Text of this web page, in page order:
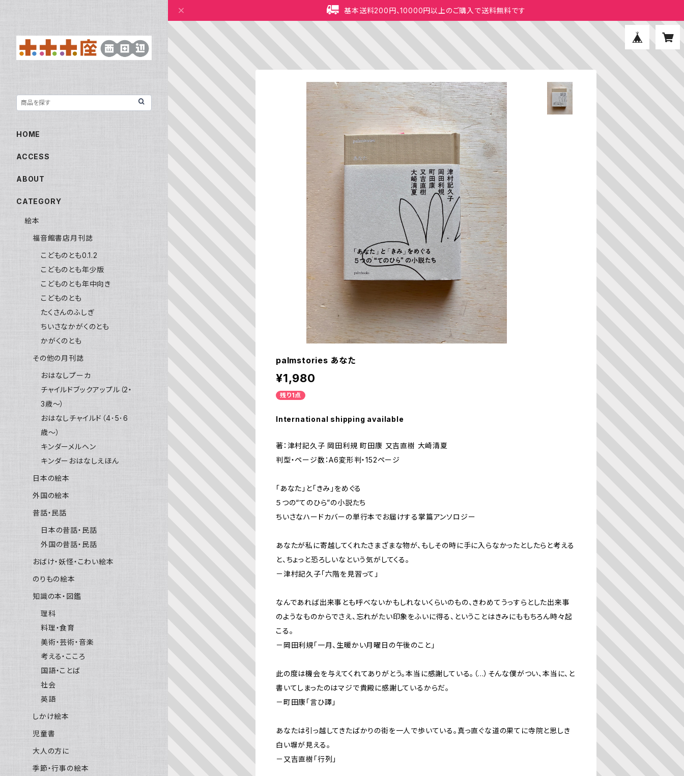
基本送料200円、10000円以上のご購入で送料無料です
palmstories あなた
¥1,980
残り1点
International shipping available
著：津村記久子 岡田利規 町田康 又吉直樹 大崎清夏
判型・ページ数：A6変形判・152ページ
「あなた」と「きみ」をめぐる
５つの“てのひら”の小説たち
ちいさなハードカバーの単行本でお届けする掌篇アンソロジー
あなたが私に寄越してくれたさまざまな物が、もしその時に手に入らなかったとしたらと考える
と、ちょっと恐ろしいなという気がしてくる。
－津村記久子「六階を見習って」
なんであれば出来事とも呼べないかもしれないくらいのもの、きわめてうっすらとした出来事
のようなものからでさえ、忘れがたい印象をふいに得る、ということはきみにももちろん時々起
こる。
－岡田利規「一月、生暖かい月曜日の午後のこと」
此の度は機会を与えてくれてありがとう。本当に感謝している。（…）そんな僕がつい、本当に、と
書いてしまったのはマジで貴殿に感謝しているからだ。
－町田康「言ひ譯」
あなたは引っ越してきたばかりの街を一人で歩いている。真っ直ぐな道の果てに寺院と思しき
白い塀が見える。
－又吉直樹「行列」
HOME
ACCESS
ABOUT
CATEGORY
絵本
福音館書店月刊誌
こどものとも0.1.2
こどものとも年少版
こどものとも年中向き
こどものとも
たくさんのふしぎ
ちいさなかがくのとも
かがくのとも
その他の月刊誌
おはなしプーカ
チャイルドブックアップル（2・
3歳～）
おはなしチャイルド（4･5･6
歳～）
キンダーメルヘン
キンダーおはなしえほん
日本の絵本
外国の絵本
昔話・民話
日本の昔話・民話
外国の昔話・民話
おばけ・妖怪・こわい絵本
のりもの絵本
知識の本・図鑑
理科
料理・食育
美術・芸術・音楽
考える・こころ
国語・ことば
社会
英語
しかけ絵本
児童書
大人の方に
季節・行事の絵本